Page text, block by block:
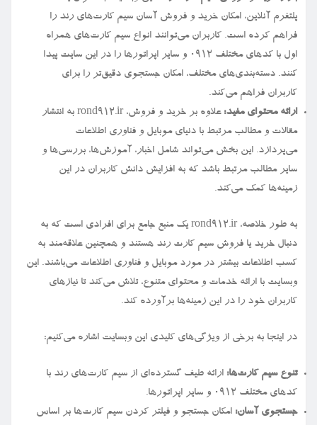
پلتفرم آنلاین، امکان خرید و فروش آسان سیم کارت‌های رند را
فراهم کرده است. کاربران می‌توانند انواع سیم کارت‌های همراه
اول با کدهای مختلف ۰۹۱۲ و سایر اپراتورها را در این سایت پیدا
کنند. دسته‌بندی‌های مختلف، امکان جستجوی دقیق‌تر را برای
کاربران فراهم می‌کند.
ارائه محتوای مفید:
علاوه بر خرید و فروش، rond912.ir به انتشار
مقالات و مطالب مرتبط با دنیای موبایل و فناوری اطلاعات
می‌پردازد. این بخش می‌تواند شامل اخبار، آموزش‌ها، بررسی‌ها و
سایر مطالب مرتبط باشد که به افزایش دانش کاربران در این
زمینه‌ها کمک می‌کند.
به طور خلاصه، rond912.ir یک منبع جامع برای افرادی است که به
دنبال خرید یا فروش سیم کارت رند هستند و همچنین علاقه‌مند به
کسب اطلاعات بیشتر در مورد موبایل و فناوری اطلاعات می‌باشند. این
وبسایت با ارائه خدمات و محتوای متنوع، تلاش می‌کند تا نیازهای
کاربران خود را در این زمینه‌ها برآورده کند.
در اینجا به برخی از ویژگی‌های کلیدی این وبسایت اشاره می‌کنیم:
تنوع سیم کارت‌ها: ارائه طیف گسترده‌ای از سیم کارت‌های رند با
کدهای مختلف ۰۹۱۲ و سایر اپراتورها.
جستجوی آسان: امکان جستجو و فیلتر کردن سیم کارت‌ها بر اساس